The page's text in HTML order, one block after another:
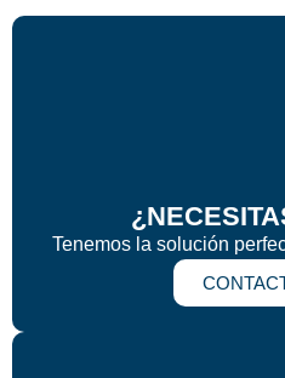
Tenemos la solución